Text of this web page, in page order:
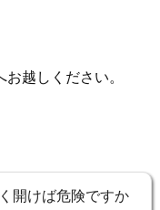
越しください。
開けば危険ですか